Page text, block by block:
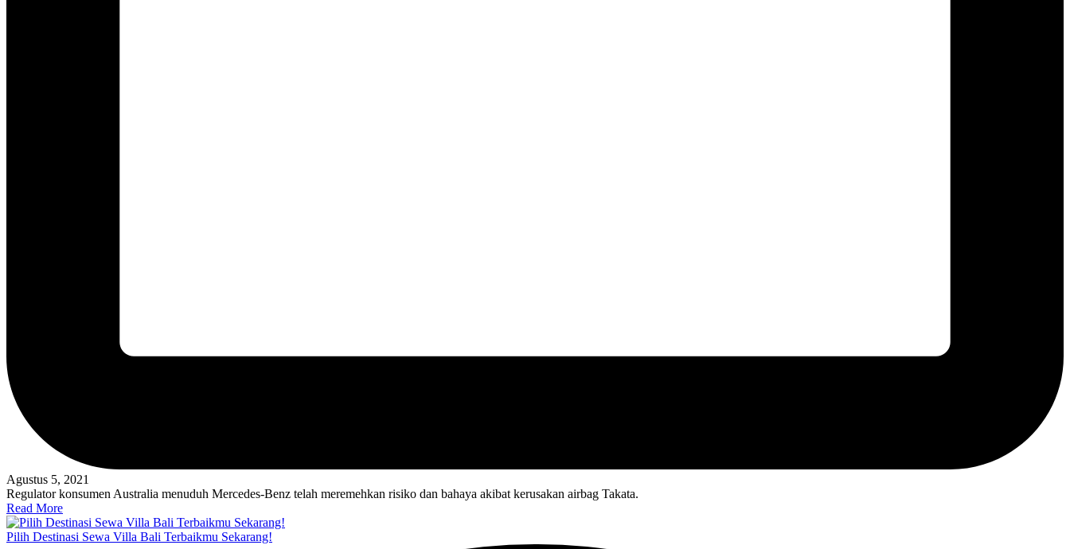
Agustus 5, 2021
Regulator konsumen Australia menuduh Mercedes-Benz telah meremehkan risiko dan bahaya akibat kerusakan airbag Takata.
Read More
Pilih Destinasi Sewa Villa Bali Terbaikmu Sekarang!